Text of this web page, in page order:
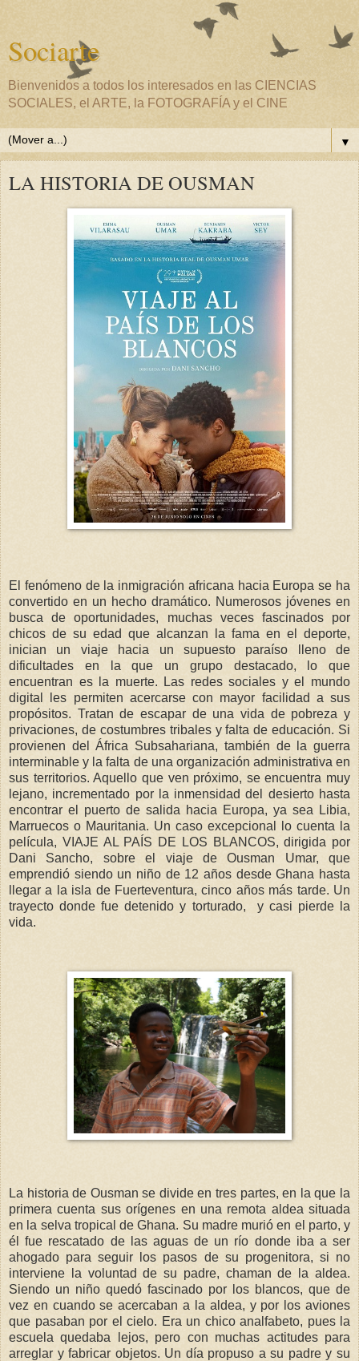
Sociarte
Bienvenidos a todos los interesados en las CIENCIAS
SOCIALES, el ARTE, la FOTOGRAFÍA y el CINE
▼
LA HISTORIA DE OUSMAN
El fenómeno de la inmigración africana hacia Europa se ha
convertido en un hecho dramático. Numerosos jóvenes en
busca de oportunidades, muchas veces fascinados por
chicos de su edad que alcanzan la fama en el deporte,
inician un viaje hacia un supuesto paraíso lleno de
dificultades en la que un grupo destacado, lo que
encuentran es la muerte. Las redes sociales y el mundo
digital les permiten acercarse con mayor facilidad a sus
propósitos. Tratan de escapar de una vida de pobreza y
privaciones, de costumbres tribales y falta de educación. Si
provienen del África Subsahariana, también de la guerra
interminable y la falta de una organización administrativa en
sus territorios. Aquello que ven próximo, se encuentra muy
lejano, incrementado por la inmensidad del desierto hasta
encontrar el puerto de salida hacia Europa, ya sea Libia,
Marruecos o Mauritania. Un caso excepcional lo cuenta la
película, VIAJE AL PAÍS DE LOS BLANCOS, dirigida por
Dani Sancho, sobre el viaje de Ousman Umar, que
emprendió siendo un niño de 12 años desde Ghana hasta
llegar a la isla de Fuerteventura, cinco años más tarde. Un
trayecto donde fue detenido y torturado, y casi pierde la
vida.
La historia de Ousman se divide en tres partes, en la que la
primera cuenta sus orígenes en una remota aldea situada
en la selva tropical de Ghana. Su madre murió en el parto, y
él fue rescatado de las aguas de un río donde iba a ser
ahogado para seguir los pasos de su progenitora, si no
interviene la voluntad de su padre, chaman de la aldea.
Siendo un niño quedó fascinado por los blancos, que de
vez en cuando se acercaban a la aldea, y por los aviones
que pasaban por el cielo. Era un chico analfabeto, pues la
escuela quedaba lejos, pero con muchas actitudes para
arreglar y fabricar objetos. Un día propuso a su padre y su